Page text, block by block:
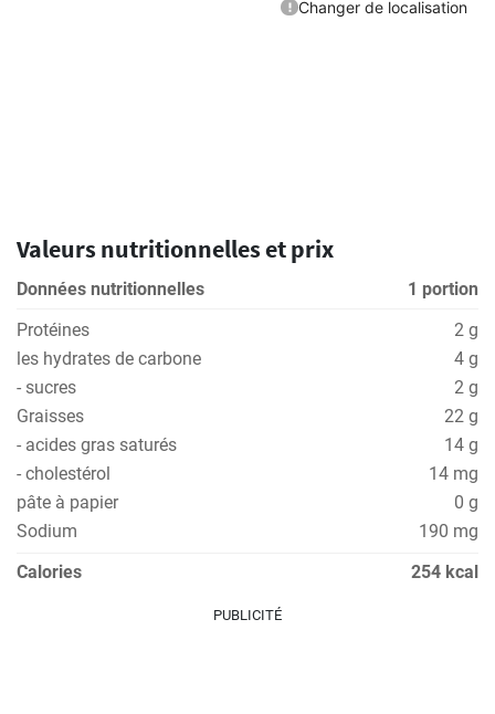
Valeurs nutritionnelles et prix
Données nutritionnelles
1 portion
Protéines
2 g
les hydrates de carbone
4 g
- sucres
2 g
Graisses
22 g
- acides gras saturés
14 g
- cholestérol
14 mg
pâte à papier
0 g
Sodium
190 mg
Calories
254 kcal
PUBLICITÉ